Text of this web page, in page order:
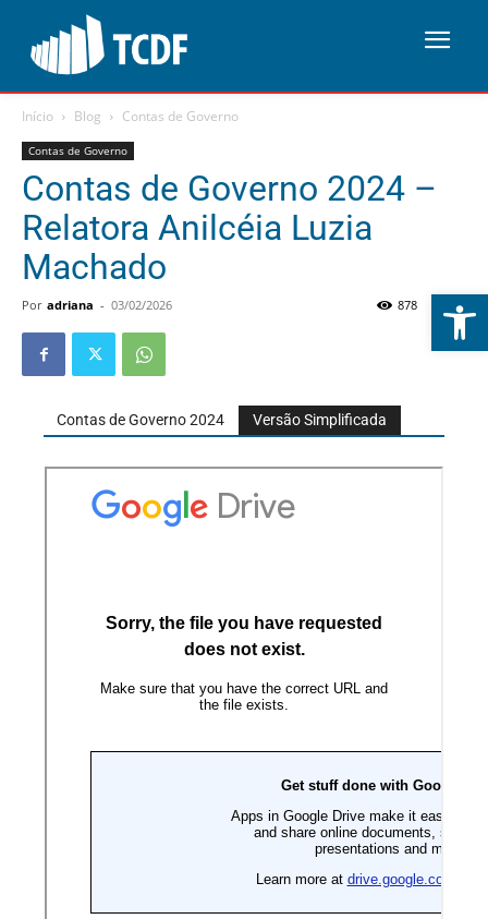
Abrir
Início Blog Contas de Governo
Contas de Governo
Contas de Governo 2024 –
Relatora Anilcéia Luzia
Machado
Por adriana - 03/02/2026 0
878
Contas de Governo 2024 Versão Simplificada